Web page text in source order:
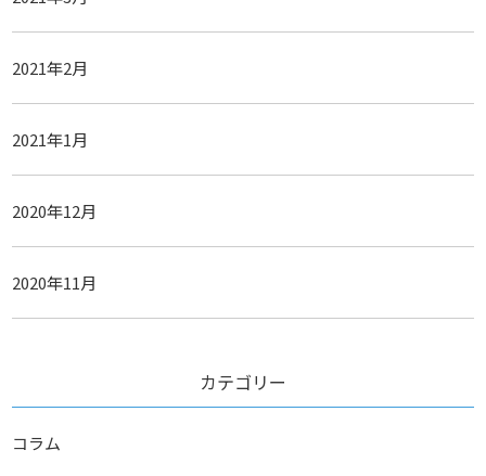
2021年2月
2021年1月
2020年12月
2020年11月
カテゴリー
コラム